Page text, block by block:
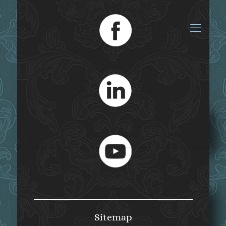
Sitemap